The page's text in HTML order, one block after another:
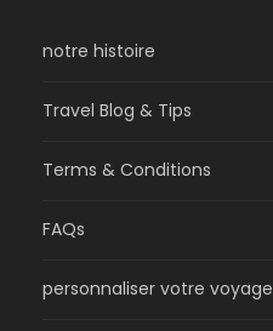
notre histoire
Travel Blog & Tips
Terms & Conditions
FAQs
personnaliser votre voyage